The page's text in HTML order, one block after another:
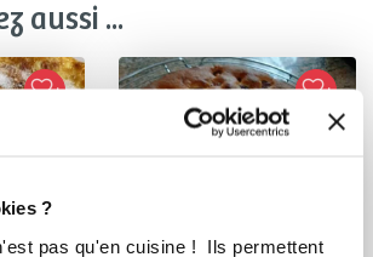
?
pas qu'en cuisine ! Ils permettent
aussi ...